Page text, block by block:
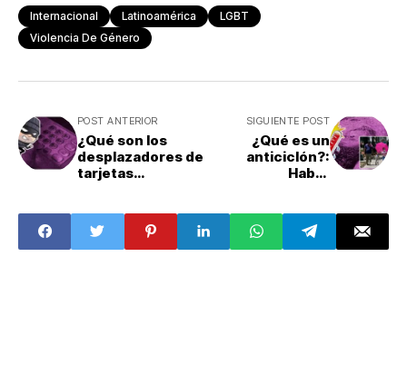
Internacional Latinoamérica
LGBT
Violencia De Género
POST ANTERIOR
¿Qué son los
desplazadores de
tarjetas
SIGUIENTE POST
¿Qué es un
anticiclón?:
Habrá